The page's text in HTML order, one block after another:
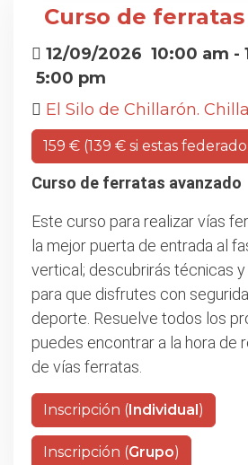
Curso de
12/09/2026 10:00 am -
5:00 pm
El Silo de Chillarón.
159 € (139 € si estas
Curso de ferratas avanzado
Este curso para realizar vías
la mejor puerta de entrada al
vertical; descubrirás técnicas
para que disfrutes con
deporte. Resuelve todos los
puedes encontrar a la hora de
de vías ferratas.
Inscripción (Individual)
Inscripción (Grupo)